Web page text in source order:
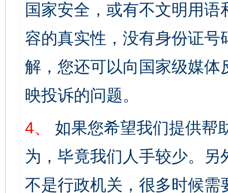
国家安全，或有不文明用
容的真实性，没有身份证
解，您还可以向国家级媒
映投诉的问题。
4、
如果您希望我们提供帮
为，毕竟我们人手较少。
不是行政机关，很多时候